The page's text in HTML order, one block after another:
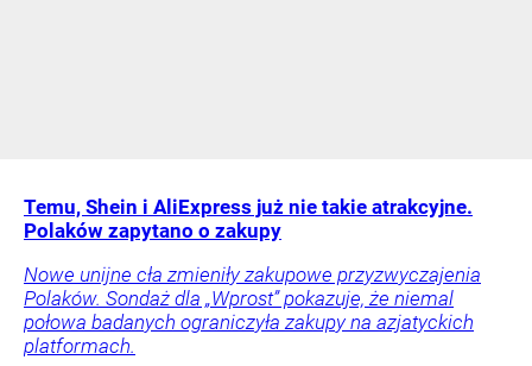
Temu, Shein i AliExpress już nie takie atrakcyjne.
Polaków zapytano o zakupy
Nowe unijne cła zmieniły zakupowe przyzwyczajenia
Polaków. Sondaż dla „Wprost” pokazuje, że niemal
połowa badanych ograniczyła zakupy na azjatyckich
platformach.